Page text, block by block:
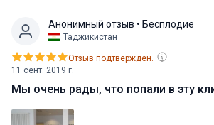
Анонимный отзыв • Бесплодие
Таджикистан
11 сент. 2019 г.
Отзыв подтвержден.
Мы очень рады, что попали в эту